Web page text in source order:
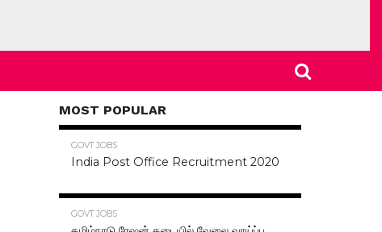
MOST POPULAR
GOVT JOBS
India Post Office Recruitment 2020
GOVT JOBS